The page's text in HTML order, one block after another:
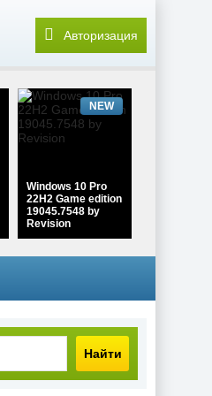
Авторизация
Windows 10 Pro
22H2 Game edition
19045.7548 by
Revision
NEW
Windows 10 Pro
Найти